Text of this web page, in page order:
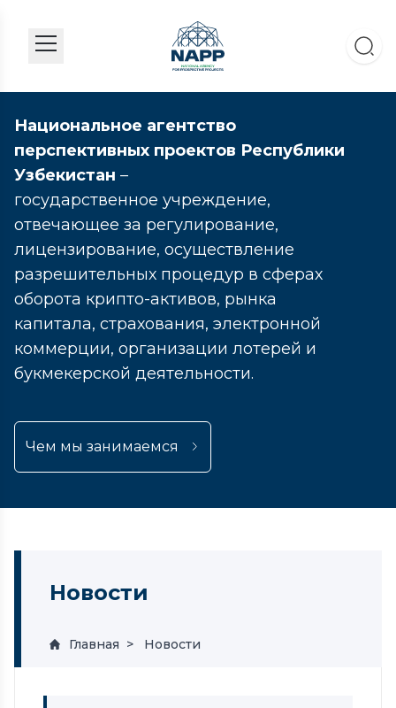
Национальное агентство
перспективных проектов Республики
Узбекистан –
государственное учреждение,
отвечающее за регулирование,
лицензирование, осуществление
разрешительных процедур в сферах
оборота крипто-активов, рынка
капитала, страхования, электронной
коммерции, организации лотерей и
букмекерской деятельности.
Чем мы занимаемся
Новости
Главная Новости